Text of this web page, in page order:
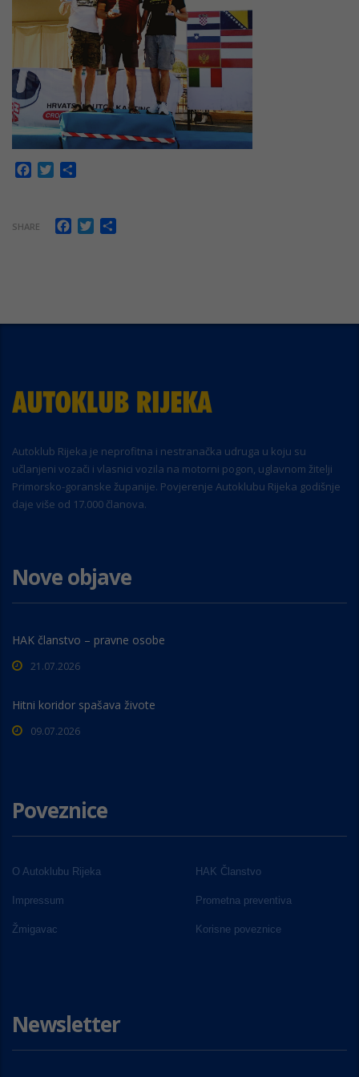
Facebook
Twitter
SHARE Facebook
Twitter
Autoklub Rijeka je neprofitna i nestranačka udruga u koju su
učlanjeni vozači i vlasnici vozila na motorni pogon, uglavnom žitelji
Primorsko-goranske županije. Povjerenje Autoklubu Rijeka godišnje
daje više od 17.000 članova.
Nove objave
HAK članstvo – pravne osobe
21.07.2026
Hitni koridor spašava živote
09.07.2026
Poveznice
O Autoklubu Rijeka HAK Članstvo
Impressum Prometna preventiva
Žmigavac Korisne poveznice
Newsletter